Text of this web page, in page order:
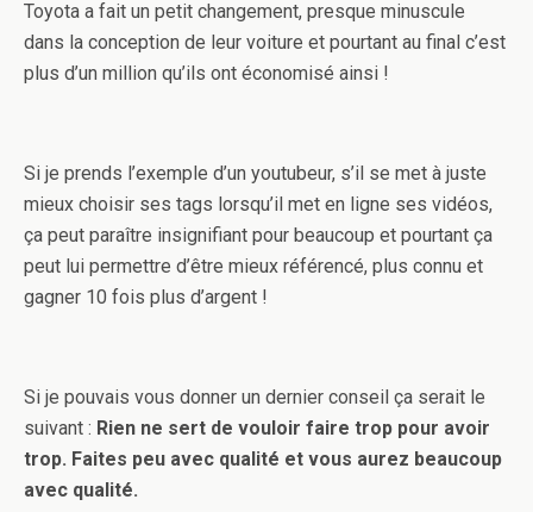
Toyota a fait un petit changement, presque minuscule
dans la conception de leur voiture et pourtant au final c’est
plus d’un million qu’ils ont économisé ainsi !
Si je prends l’exemple d’un youtubeur, s’il se met à juste
mieux choisir ses tags lorsqu’il met en ligne ses vidéos,
ça peut paraître insignifiant pour beaucoup et pourtant ça
peut lui permettre d’être mieux référencé, plus connu et
gagner 10 fois plus d’argent !
Si je pouvais vous donner un dernier conseil ça serait le
suivant : Rien ne sert de vouloir faire trop pour avoir
trop. Faites peu avec qualité et vous aurez beaucoup
avec qualité.